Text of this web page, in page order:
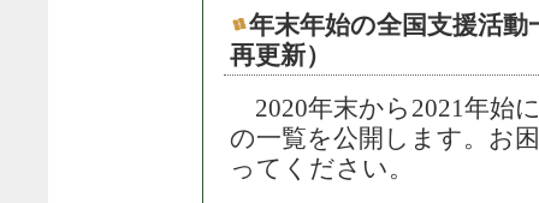
年末年始の全国支援活動
再更新）
2020年末から2021年始
の一覧を公開します。お
ってください。